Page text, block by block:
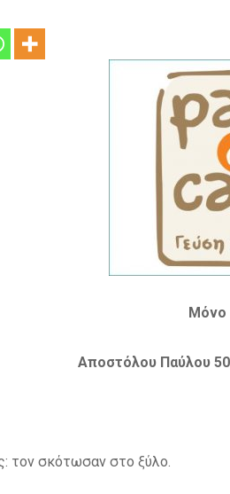
Μόνο
Αποστόλου Παύλου
τον σκότωσαν στο ξύλο.